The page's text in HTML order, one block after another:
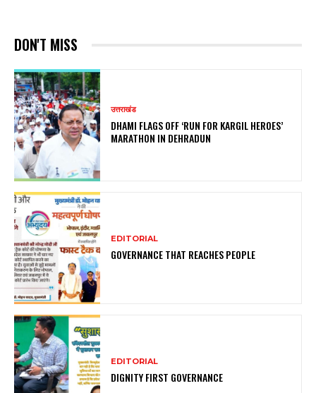
DON'T MISS
उत्तराखंड
DHAMI FLAGS OFF ‘RUN FOR KARGIL HEROES’
MARATHON IN DEHRADUN
EDITORIAL
GOVERNANCE THAT REACHES PEOPLE
EDITORIAL
DIGNITY FIRST GOVERNANCE